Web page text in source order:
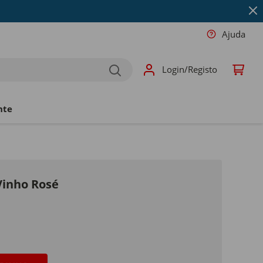
Ajuda
Login/Registo
Rosé